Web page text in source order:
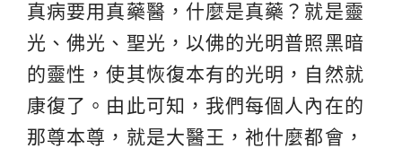
真病要用真藥醫，什麼是真藥？就是靈
光、佛光、聖光，以佛的光明普照黑暗
的靈性，使其恢復本有的光明，自然就
康復了。由此可知，我們每個人內在的
那尊本尊，就是大醫王，祂什麼都會，